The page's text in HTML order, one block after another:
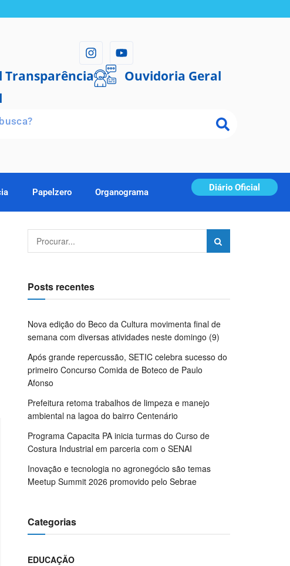
Transparência
Ouvidoria Geral
Papelzero Organograma Diário Oficial
Posts recentes
Nova edição do Beco da Cultura movimenta final de
semana com diversas atividades neste domingo (9)
Após grande repercussão, SETIC celebra sucesso do
primeiro Concurso Comida de Boteco de Paulo
Afonso
Prefeitura retoma trabalhos de limpeza e manejo
ambiental na lagoa do bairro Centenário
Programa Capacita PA inicia turmas do Curso de
Costura Industrial em parceria com o SENAI
Inovação e tecnologia no agronegócio são temas
Meetup Summit 2026 promovido pelo Sebrae
Categorias
EDUCAÇÃO